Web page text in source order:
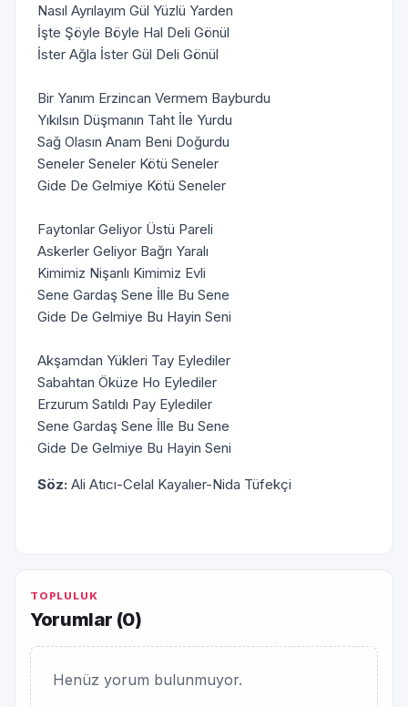
Nasıl Ayrılayım Gül Yüzlü Yarden
İşte Şöyle Böyle Hal Deli Gönül
İster Ağla İster Gül Deli Gönül
Bir Yanım Erzincan Vermem Bayburdu
Yıkılsın Düşmanın Taht İle Yurdu
Sağ Olasın Anam Beni Doğurdu
Seneler Seneler Kötü Seneler
Gide De Gelmiye Kötü Seneler
Faytonlar Geliyor Üstü Pareli
Askerler Geliyor Bağrı Yaralı
Kimimiz Nişanlı Kimimiz Evli
Sene Gardaş Sene İlle Bu Sene
Gide De Gelmiye Bu Hayin Seni
Akşamdan Yükleri Tay Eylediler
Sabahtan Öküze Ho Eylediler
Erzurum Satıldı Pay Eylediler
Sene Gardaş Sene İlle Bu Sene
Gide De Gelmiye Bu Hayin Seni
Söz: Ali Atıcı-Celal Kayalıer-Nida Tüfekçi
TOPLULUK
Yorumlar (0)
Henüz yorum bulunmuyor.